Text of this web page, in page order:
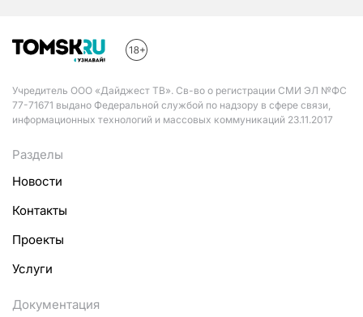
Учредитель ООО «Дайджест ТВ». Св-во о регистрации СМИ ЭЛ №ФС
77-71671 выдано Федеральной службой по надзору в сфере связи,
информационных технологий и массовых коммуникаций 23.11.2017
Разделы
Новости
Контакты
Проекты
Услуги
Документация